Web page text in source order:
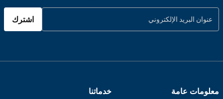
اشترك
معلومات عامة
خدماتنا